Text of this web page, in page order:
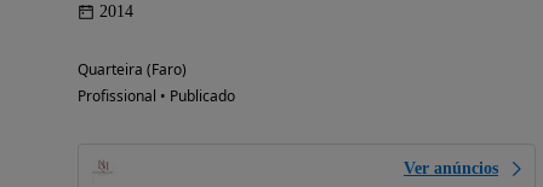
2014
Quarteira (Faro)
Profissional • Publicado
Ver anúncios